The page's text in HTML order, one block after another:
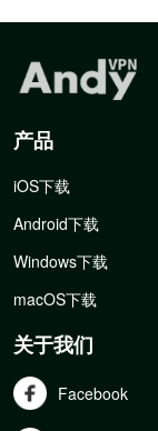
产品
iOS下载
Android下载
Windows下载
macOS下载
关于我们
Facebook